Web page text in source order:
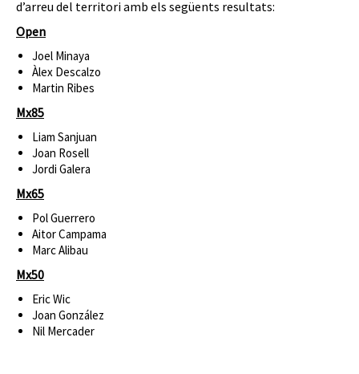
d’arreu del territori amb els següents resultats:
Open
Joel Minaya
Àlex Descalzo
Martin Ribes
Mx85
Liam Sanjuan
Joan Rosell
Jordi Galera
Mx65
Pol Guerrero
Aitor Campama
Marc Alibau
Mx50
Eric Wic
Joan González
Nil Mercader